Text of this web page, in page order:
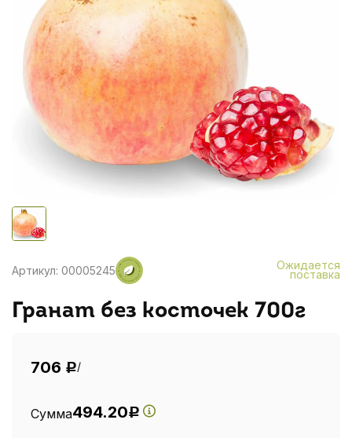
Артикул: 00005245 Ожидается
поставка
Гранат без косточек 700г
706 Р/
Сумма494.20Р